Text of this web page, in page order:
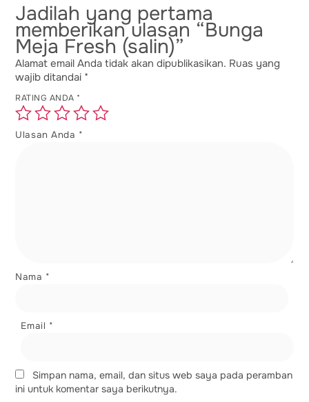
Jadilah yang pertama
memberikan ulasan “Bunga
Meja Fresh (salin)”
Alamat email Anda tidak akan dipublikasikan. Ruas yang
wajib ditandai *
RATING ANDA *
Ulasan Anda *
Nama *
Email *
Simpan nama, email, dan situs web saya pada peramban
ini untuk komentar saya berikutnya.